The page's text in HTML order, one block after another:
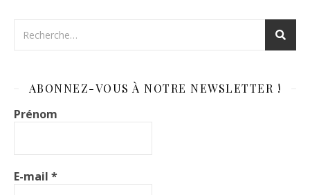
ABONNEZ-VOUS À NOTRE NEWSLETTER !
Prénom
E-mail *